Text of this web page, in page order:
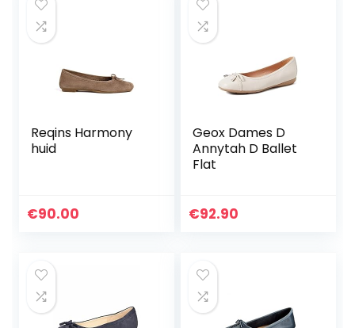
Reqins Harmony
huid
€90.00
Geox Dames D
Annytah D Ballet
Flat
€92.90